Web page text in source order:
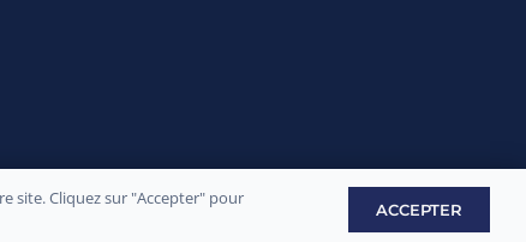
parSply Prod
site. Cliquez sur "Accepter" pour
ACCEPTER